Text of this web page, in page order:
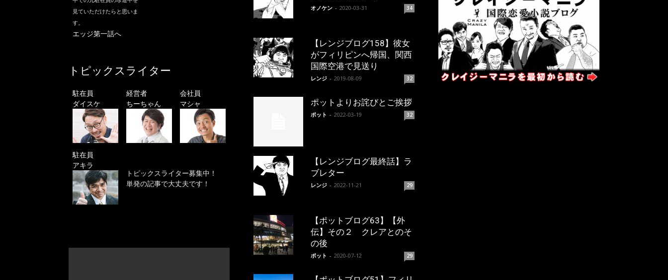
見ていただけたらと思いま
す。
エッジ第一話へ
トピックスライター
駐在員
ダイスケ
経営者
ちーちゃん
会社員
マシャ
駐在員
アキラ
トピックスライター募集中！
単発の記事で大丈夫です！
オノケン - 2020-03-31 34
【レンジブログ158】彼女
がフィリピンへ帰国、関西
国際空港で見送り
レンジ - 2019-08-09 32
ポットよりお詫びとご挨拶
ポット - 2022-03-19 32
【レンジブログ最終話】ラ
ブレター
レンジ - 2022-11-21 29
【ポットブログ63】【外
伝】その２ クレアとのそ
の後
ポット - 2020-07-12 29